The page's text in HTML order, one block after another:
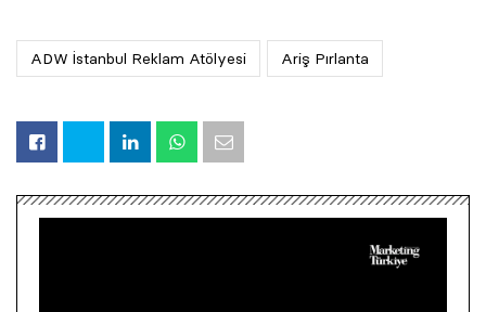
ADW İstanbul Reklam Atölyesi Ariş Pırlanta